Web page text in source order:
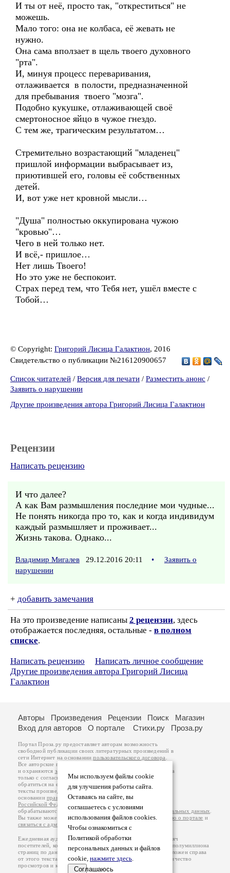
И ты от неё, просто так, "откреститься" не
можешь.
Мало того: она не колбаса, её жевать не
нужно.
Она сама вползает в щель твоего духовного
"рта".
И, минуя процесс переваривания,
отлаживается в полости, предназначенной
для пребывания твоего "мозга".
Подобно кукушке, отлаживающей своё
смертоносное яйцо в чужое гнездо.
С тем же, трагическим результатом…
Стремительно возрастающий "младенец"
пришлой информации выбрасывает из,
приютившей его, головы её собственных
детей.
И, вот уже нет кровной мысли…
"Душа" полностью оккупирована чужою
"кровью"…
Чего в ней только нет.
И всё,- пришлое…
Нет лишь Твоего!
Но это уже не беспокоит.
Страх перед тем, что Тебя нет, ушёл вместе с
Тобой…
© Copyright: Григорий Лисица Галактион, 2016
Свидетельство о публикации №216120900657
Список читателей / Версия для печати / Разместить анонс /
Заявить о нарушении
Другие произведения автора Григорий Лисица Галактион
Рецензии
Написать рецензию
И что далее?
А как Вам размышления последние мои чудные...
Не понять никогда про то, как и когда индивидум
каждый размышляет и проживает...
Жизнь такова. Однако...
Владимир Мигалев 29.12.2016 20:11 •
Заявить о
нарушении
+ добавить замечания
На это произведение написаны 2 рецензии, здесь
отображается последняя, остальные - в полном
списке.
Написать рецензию
Написать личное сообщение
Другие произведения автора Григорий Лисица
Галактион
Мы используем файлы cookie
для улучшения работы сайта.
Оставаясь на сайте, вы
соглашаетесь с условиями
использования файлов cookies.
Чтобы ознакомиться с
Политикой обработки
персональных данных и файлов
cookie, нажмите здесь.
Соглашаюсь
Авторы Произведения Рецензии Поиск
Магазин
Вход для авторов
О портале Стихи.ру Проза.ру
Портал Проза.ру предоставляет авторам возможность
свободной публикации своих литературных произведений в
сети Интернет на основаниипользовательского договора
Все авторские права на произведения принадлежат авторам
и охраняются законом
. Перепечатка произведений возможна
только с согласия его автора, к которому вы можете
обратиться на его авторской странице. Ответственность за
тексты произведений авторы несут самостоятельно на
основанииправил публикацииизаконодательства
Российской Федерации
обрабатываются на основанииПолитики обработки персональных данных
Вы также можете посмотреть более подробнуюинформацию о портале и
связаться с администрацией
Ежедневная аудитория портала Проза.ру – порядка 100 тысяч
посетителей, которые в общей сумме просматривают более полумиллиона
страниц по данным счетчика посещаемости, который расположен справа
от этого текста. В каждой графе указано по две цифры: количество
просмотров и количество посетителей.